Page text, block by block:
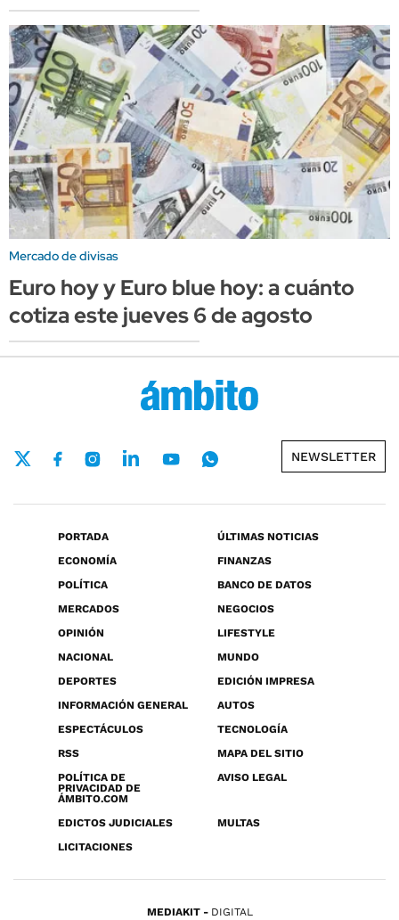
Mercado de divisas
Euro hoy y Euro blue hoy: a cuánto
cotiza este jueves 6 de agosto
NEWSLETTER
PORTADA
ÚLTIMAS NOTICIAS
ECONOMÍA
FINANZAS
POLÍTICA
BANCO DE DATOS
MERCADOS
NEGOCIOS
OPINIÓN
LIFESTYLE
NACIONAL
MUNDO
DEPORTES
EDICIÓN IMPRESA
INFORMACIÓN GENERAL
AUTOS
ESPECTÁCULOS
TECNOLOGÍA
RSS
MAPA DEL SITIO
POLÍTICA DE
PRIVACIDAD DE
ÁMBITO.COM
AVISO LEGAL
EDICTOS JUDICIALES
MULTAS
LICITACIONES
MEDIAKIT DIGITAL